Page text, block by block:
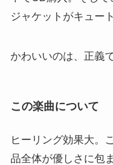
ジャケットがキュー
かわいいのは、正義
この楽曲について
ヒーリング効果大。
品全体が優しさに包